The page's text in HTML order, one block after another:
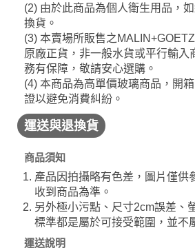
(2) 由於此商品為個人衛生用品，
換貨。
(3) 本賣場所販售之
原廠正貨，非一般水貨或平行輸入
務有保障，敬請安心選購。
(4) 本商品為高單價玻璃商品，開
證以避免消費糾紛。
運送與退換貨
商品須知
產品因拍攝略有色差，圖片僅供
收到商品為準。
另外極小污點、尺寸2cm誤差、
標準都是屬於可接受範圍，並不
運送說明